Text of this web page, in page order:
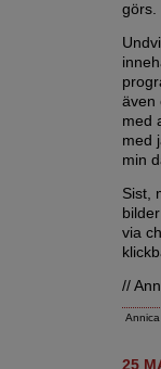
görs.
även
med
med
min
Sist,
via
//
25